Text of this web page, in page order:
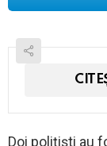
Doi polițiști au